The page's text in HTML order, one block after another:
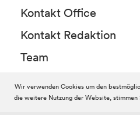
Kontakt Office
Kontakt Redaktion
Team
© 2010-2026 Dolomitenstadt.at
Wir verwenden Cookies um den
die weitere Nutzung der Website, stimmen